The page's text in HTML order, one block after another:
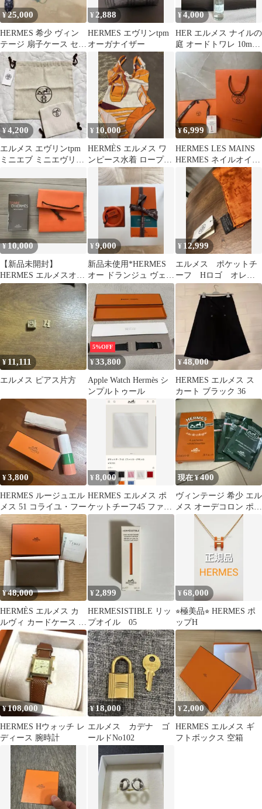
¥25,000
HERMES 希少 ヴィン
テージ 扇子ケース セッ
ト 白檀の香り シルク
100%
¥ 2,888
HERMES エヴリンtpm
オーガナイザー
¥4,000
HER エルメス ナイルの
庭 オードトワレ 10ml
スプレー
¥4,200
エルメス エヴリンtpm
ミニエブ ミニエヴリン
¥ 10,000
HERMÈS エルメス ワ
ンピース水着 ロープス
トラップ オレンジ系
¥6,999
HERMES LES MAINS
HERMES ネイルオイル
15ml
¥10,000
【新品未開封】
HERMES エルメスオー
ドトワレ／テールドゥ
エルメス100ml
¥9,000
新品未使用*HERMES
オー ドランジュ ヴェル
ト ハンド＆ボディ
¥ 12,999
エルメス ポケットチ
ーフ Hロゴ オレン
ジ
¥ 11,111
エルメス ピアス片方
5%OFF
¥33,800
Apple Watch Hermès シ
ンプルトゥール
¥48,000
HERMES エルメス ス
カート ブラック 36
¥3,800
HERMES ルージュエル
メス 51 コライユ・フー
¥8,000
HERMES エルメス ポ
ケットチーフ45 ファソ
ネグランH シルク ホワ
現在 ¥400
ヴィンテージ 希少 エル
メス オーデコロン ポシ
ェット ラフレシサント
¥48,000
HERMÈS エルメス カ
ルヴィ カードケース エ
プソン エトゥープ
¥2,899
HERMESISTIBLE リッ
プオイル 05
¥68,000
⭐︎極美品⭐︎ HERMES ポ
ップH
¥108,000
HERMES Hウォッチ レ
ディース 腕時計
¥18,000
エルメス カデナ ゴ
ールドNo102
¥2,000
HERMES エルメス ギ
フトボックス 空箱